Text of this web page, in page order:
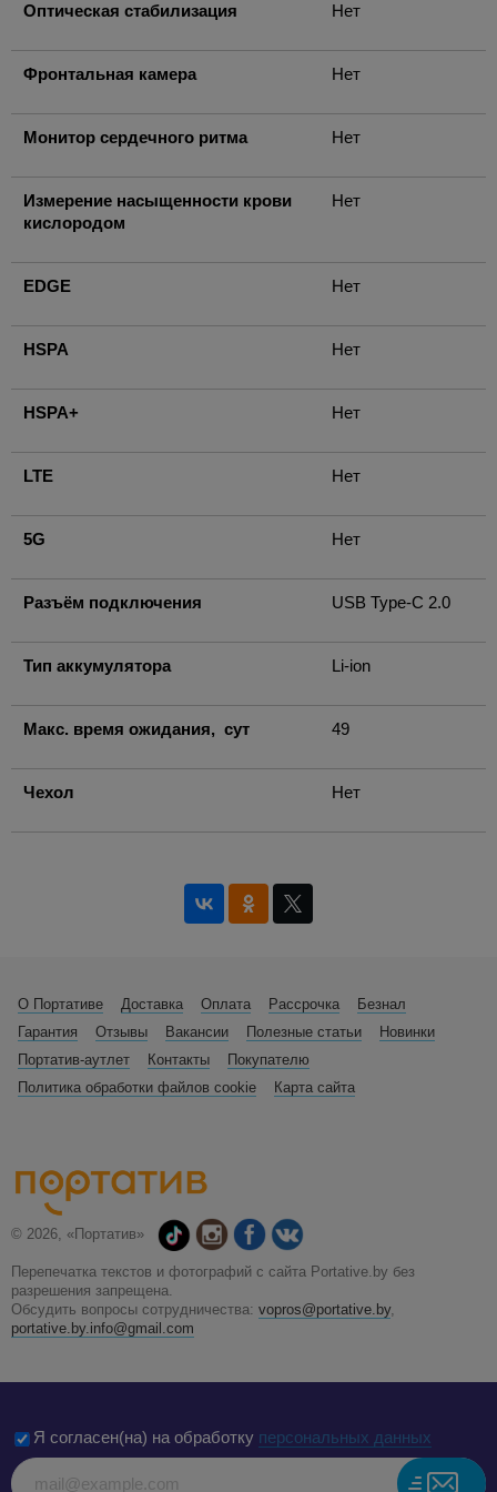
Оптическая стабилизация Нет
Фронтальная камера Нет
Монитор сердечного ритма Нет
Измерение насыщенности крови
кислородом
Нет
EDGE Нет
HSPA Нет
HSPA+ Нет
LTE Нет
5G Нет
Разъём подключения USB Type-C 2.0
Тип аккумулятора Li-ion
Макс. время ожидания, сут 49
Чехол Нет
О Портативе Доставка Оплата Рассрочка
Безнал
Гарантия
Отзывы Вакансии Полезные статьи
Новинки
Портатив-аутлет
Контакты
Покупателю
Политика обработки файлов cookie
Карта сайта
© 2026, «Портатив»
Перепечатка текстов и фотографий с сайта Portative.by без
разрешения запрещена.
Обсудить вопросы сотрудничества: vopros@portative.by,
portative.by.info@gmail.com
Я согласен(на) на обработку персональных данных